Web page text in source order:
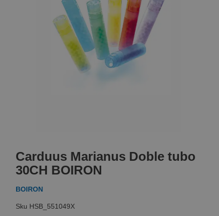
the
beginning
of
the
gallery
Carduus Marianus Doble tubo
30CH BOIRON
BOIRON
HSB_551049X